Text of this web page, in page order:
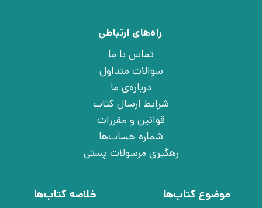
راه‌های ارتباطی
تماس با ما
سوالات متداول
درباره‌ی ما
شرایط ارسال کتاب
قوانین و مقررات
شماره حساب‌ها
رهگیری مرسولات پستی
موضوع کتاب‌ها
خلاصه کتاب‌ها